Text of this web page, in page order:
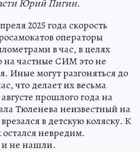
Юрий Пигин.
2025 года скорость
операторы
в час, в целях
на частные СИМ это не
Иные могут разгоняться до
что делает их весьма
прошлого года на
Тюленева неизвестный на
в детскую коляску. К
невредим.
и не нашли.